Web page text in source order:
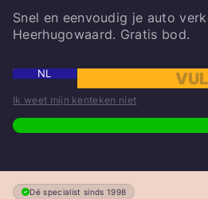
Snel en eenvoudig je auto
Heerhugowaard. Gratis bod.
NL
Ik weet mijn kenteken niet
Dé specialist sinds 1998